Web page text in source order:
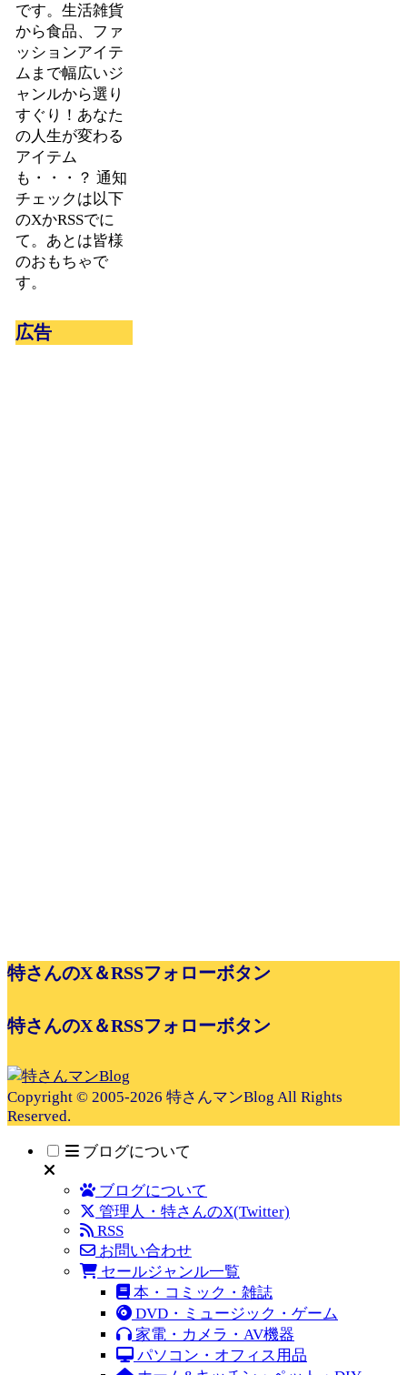
です。生活雑貨
から食品、ファ
ッションアイテ
ムまで幅広いジ
ャンルから選り
すぐり！あなた
の人生が変わる
アイテム
も・・・？ 通知
チェックは以下
のXかRSSでに
て。あとは皆様
のおもちゃで
す。
広告
特さんのX＆RSSフォローボタン
特さんのX＆RSSフォローボタン
Copyright © 2005-2026 特さんマンBlog All Rights
Reserved.
ブログについて
ブログについて
管理人・特さんのX(Twitter)
RSS
お問い合わせ
セールジャンル一覧
本・コミック・雑誌
DVD・ミュージック・ゲーム
家電・カメラ・AV機器
パソコン・オフィス用品